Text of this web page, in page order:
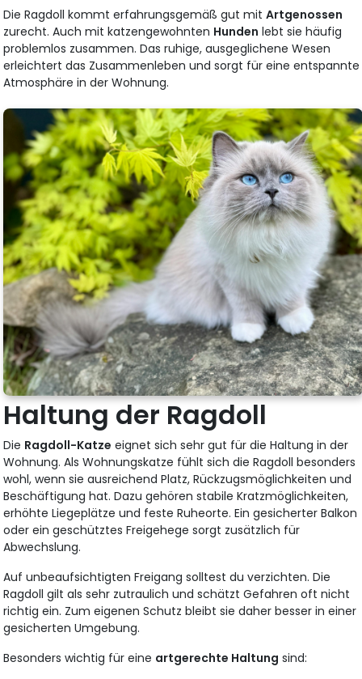
Die Ragdoll kommt erfahrungsgemäß gut mitArtgenossen
zurecht. Auch mit katzengewohnten Hunden lebt sie häufig
problemlos zusammen. Das ruhige, ausgeglichene Wesen
erleichtert das Zusammenleben und sorgt für eine entspannte
Atmosphäre in der Wohnung.
Haltung der Ragdoll
Die Ragdoll-Katze eignet sich sehr gut für die Haltung in der
Wohnung. Als Wohnungskatze fühlt sich die Ragdoll besonders
wohl, wenn sie ausreichend Platz, Rückzugsmöglichkeiten und
Beschäftigung hat. Dazu gehören stabile Kratzmöglichkeiten,
erhöhte Liegeplätze und feste Ruheorte. Ein gesicherter Balkon
oder ein geschütztes Freigehege sorgt zusätzlich für
Abwechslung.
Auf unbeaufsichtigten Freigang solltest du verzichten. Die
Ragdoll gilt als sehr zutraulich und schätzt Gefahren oft nicht
richtig ein. Zum eigenen Schutz bleibt sie daher besser in einer
gesicherten Umgebung.
Besonders wichtig für eine artgerechte Haltung sind: